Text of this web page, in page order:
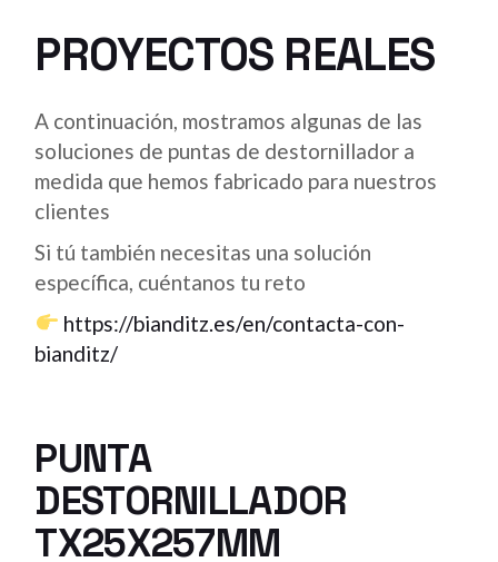
PROYECTOS REALES
A continuación, mostramos algunas de las
soluciones de puntas de destornillador a
medida que hemos fabricado para nuestros
clientes
Si tú también necesitas una solución
específica, cuéntanos tu reto
https://bianditz.es/en/contacta-con-
bianditz/
PUNTA
DESTORNILLADOR
TX25X257MM